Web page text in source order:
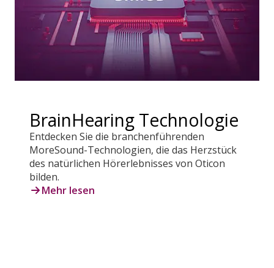
BrainHearing Technologie
Entdecken Sie die branchenführenden
MoreSound-Technologien, die das Herzstück
des natürlichen Hörerlebnisses von Oticon
bilden.
Mehr lesen